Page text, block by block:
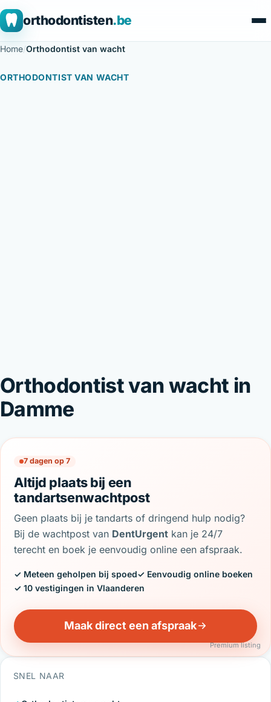
orthodontisten.be
Home/Orthodontist van wacht
ORTHODONTIST VAN WACHT
Orthodontist van wacht in
Damme
7 dagen op 7
Altijd plaats bij een
tandartsenwachtpost
Geen plaats bij je tandarts of dringend hulp nodig?
Bij de wachtpost van DentUrgent kan je 24/7
terecht en boek je eenvoudig online een afspraak.
✓ Meteen geholpen bij spoed✓ Eenvoudig online boeken
✓ 10 vestigingen in Vlaanderen
Maak direct een afspraak
Premium listing
SNEL NAAR